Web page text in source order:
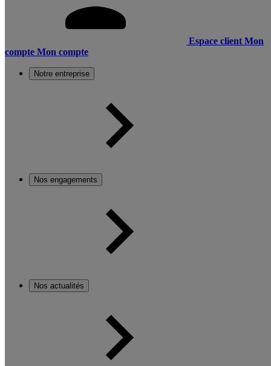
Espace client Mon
compte Mon compte
Notre entreprise
Nos engagements
Nos actualités